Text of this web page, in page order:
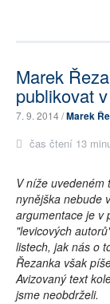
Marek
publikovat v
7. 9. 2014 /Marek
čas čtení 13
V níže uvedeném
nynějška nebude
argumentace je v
"levicových
listech, jak nás o
Řezanka však
Avizovaný text
jsme neobdrželi.